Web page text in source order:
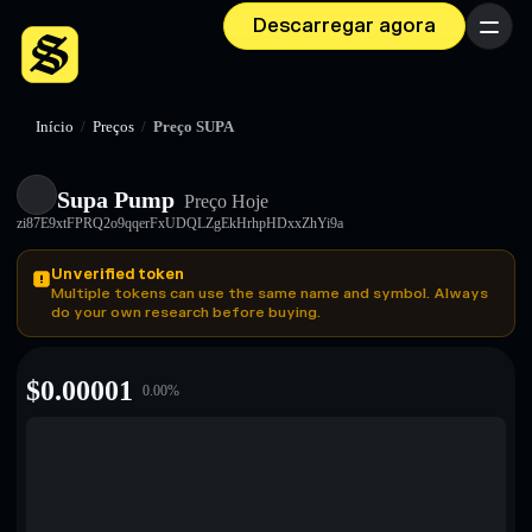
Descarregar agora Menu
Início / Preços / Preço SUPA
Supa Pump Preço Hoje
zi87E9xtFPRQ2o9qqerFxUDQLZgEkHrhpHDxxZhYi9a
Unverified token
Multiple tokens can use the same name and symbol. Always
do your own research before buying.
$0.00001 0.00%